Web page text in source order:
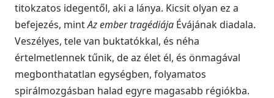
titokzatos idegentől, aki a lánya. Kicsit olyan ez a
befejezés, mintAz ember tragédiája Évájának diadala.
Veszélyes, tele van buktatókkal, és néha
értelmetlennek tűnik, de az élet él, és önmagával
megbonthatatlan egységben, folyamatos
spirálmozgásban halad egyre magasabb régiókba.